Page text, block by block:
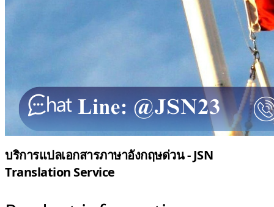
บริการแปลเอกสารภาษาอังกฤษด่วน - JSN
Translation Service